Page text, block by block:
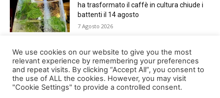
ha trasformato il caffè in cultura chiude i
battenti il 14 agosto
7 Agosto 2026
Giro del Lago di Santa Croce 2026.
Appuntamento domenica 16 agosto
7 Agosto 2026
We use cookies on our website to give you the most
relevant experience by remembering your preferences
and repeat visits. By clicking “Accept All”, you consent to
the use of ALL the cookies. However, you may visit
"Cookie Settings" to provide a controlled consent.